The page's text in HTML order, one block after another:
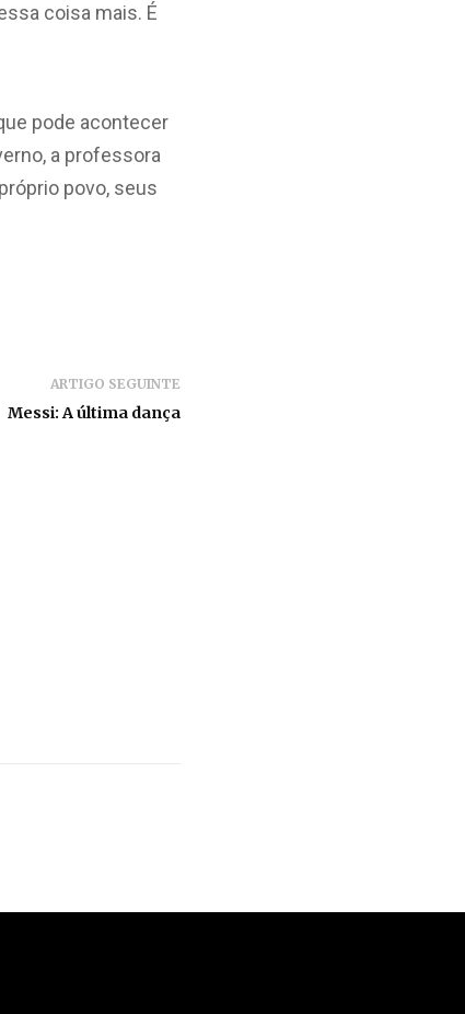
coisa mais. É
pode acontecer
a professora
povo, seus
ARTIGO SEGUINTE
Messi: A última dança